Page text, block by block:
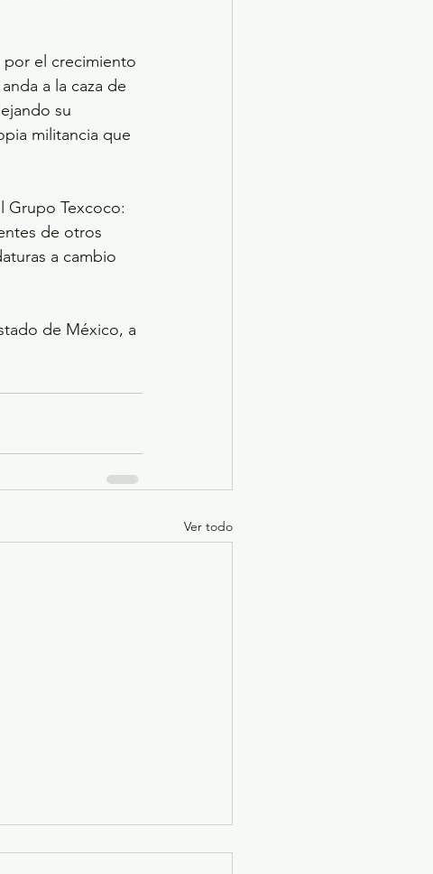
el crecimiento
a la caza de
su
militancia que
Grupo Texcoco:
de otros
a cambio
de México, a
Ver todo